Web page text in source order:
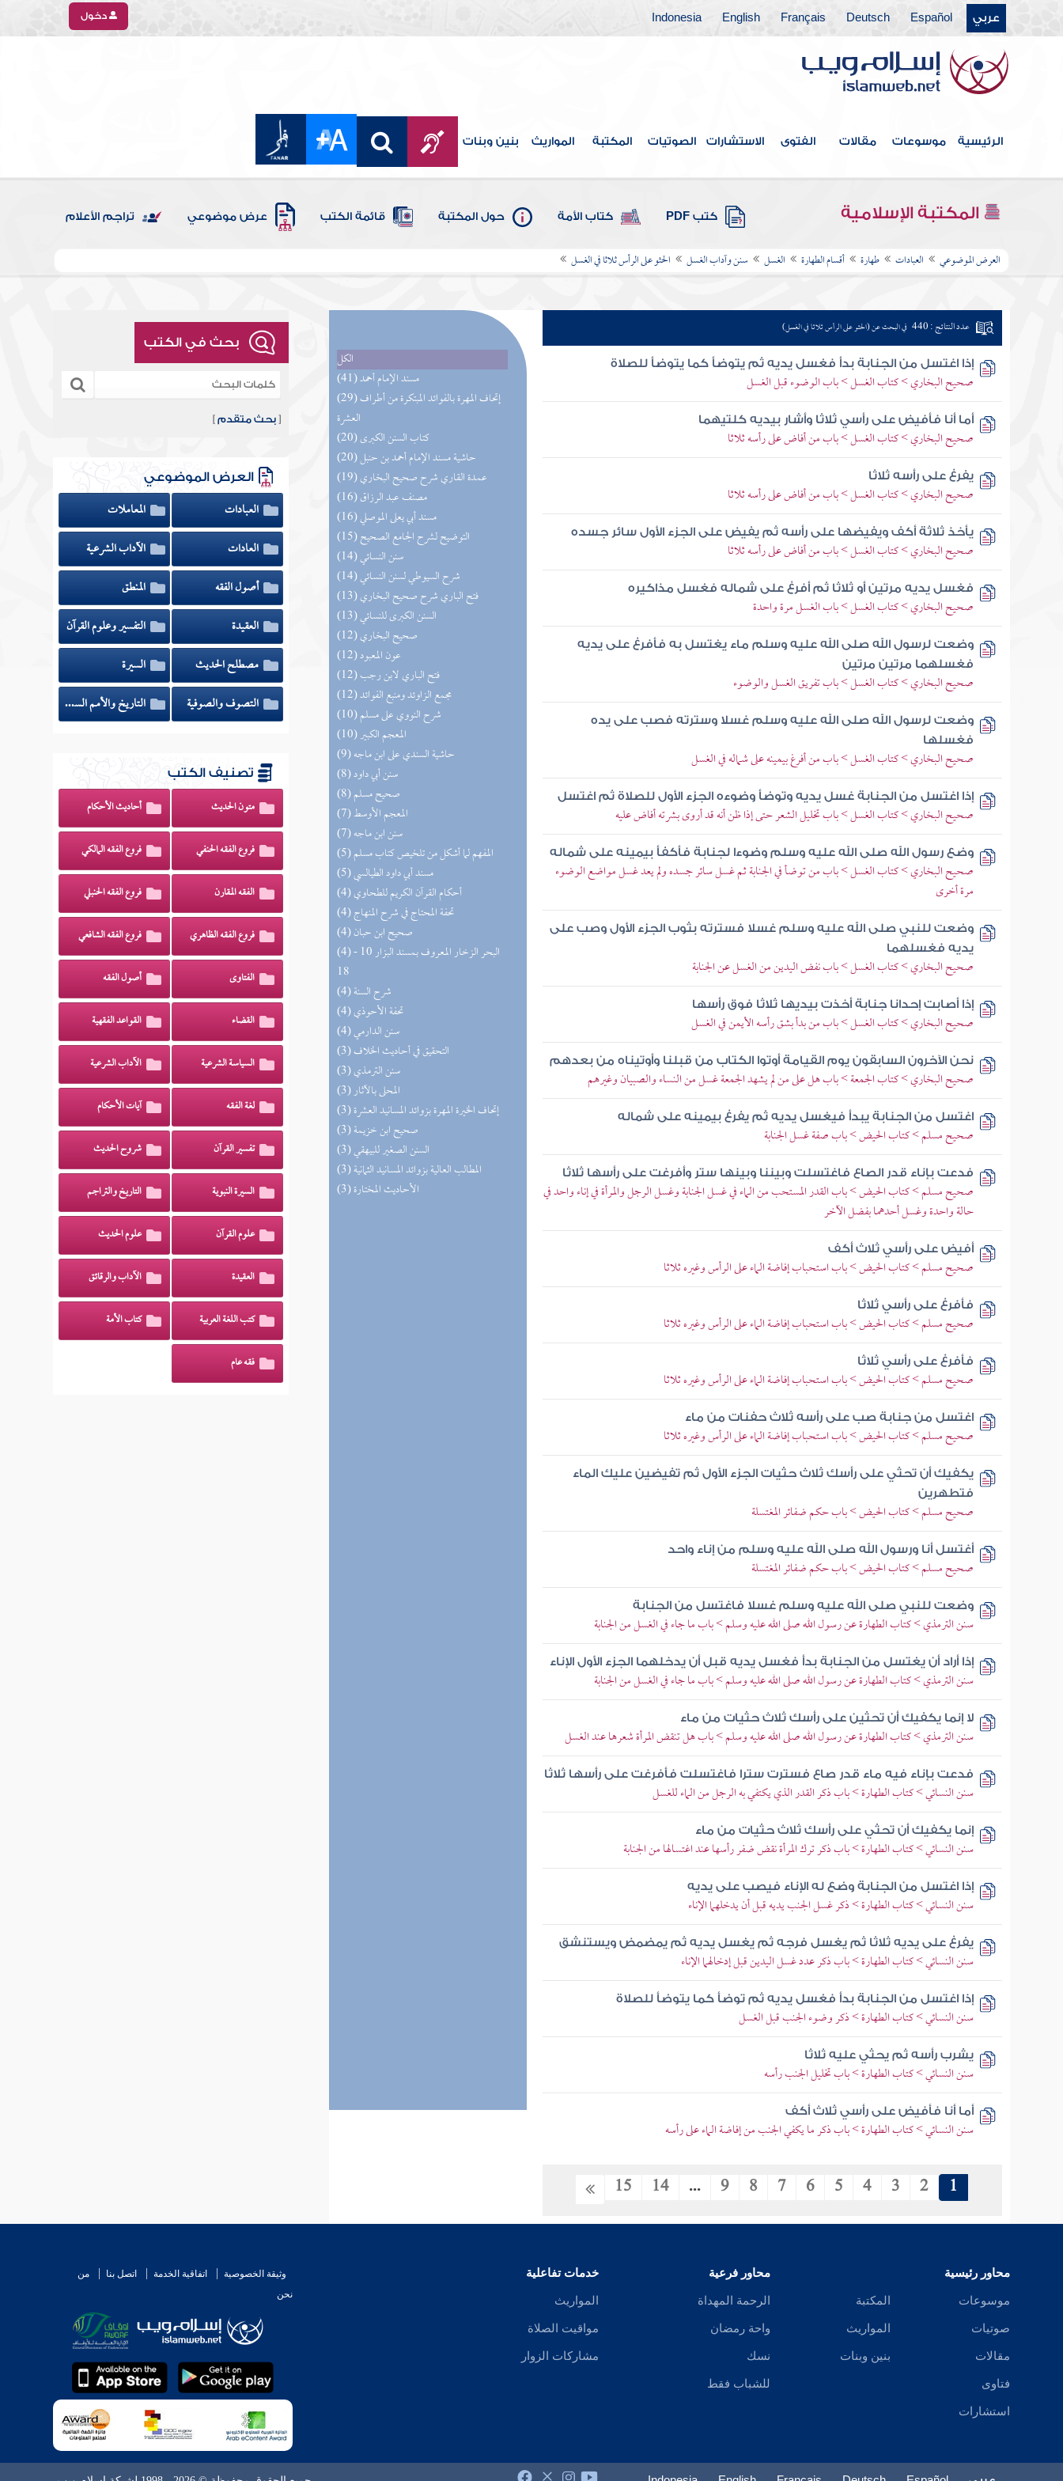
عربي Español
Deutsch
Français
English
Indonesia دخول
الرئيسية موسوعات مقالات الفتوى الاستشارات الصوتيات المكتبة المواريث بنين وبنات
المكتبة الإسلامية كتب PDF كتاب الأمة حول المكتبة قائمة الكتب عرض موضوعي تراجم الأعلام
العرض الموضوعي العبادات طهارة أقسام الطهارة الغسل سنن وآداب الغسل الحثو على الرأس ثلاثا في الغسل
الكل
(41) مسند الإمام أحمد
(29) إتحاف المهرة بالفوائد المبتكرة من أطراف
العشرة
(20) كتاب السنن الكبرى
(20) حاشية مسند الإمام أحمد بن حنبل
(19) عمدة القاري شرح صحيح البخاري
(16) مصنف عبد الرزاق
(16) مسند أبي يعلى الموصلي
(15) التوضيح لشرح الجامع الصحيح
(14) سنن النسائي
(14) شرح السيوطي لسنن النسائي
(13) فتح الباري شرح صحيح البخاري
(13) السنن الكبرى للنسائي
(12) صحيح البخاري
(12) عون المعبود
(12) فتح الباري لابن رجب
(12) مجمع الزاوئد ومنبع الفوائد
(10) شرح النووي على مسلم
(10) المعجم الكبير
(9) حاشية السندي على ابن ماجه
(8) سنن أبي داود
(8) صحيح مسلم
(7) المعجم الأوسط
(7) سنن ابن ماجه
(5) المفهم لما أشكل من تلخيص كتاب مسلم
(5) مسند أبي داود الطيالسي
(4) أحكام القرآن الكريم للطحاوي
(4) تحفة المحتاج في شرح المنهاج
(4) صحيح ابن حبان
(4) البحر الزخار المعروف بمسند البزار 10 -
18
(4) شرح السنة
(4) تحفة الأحوذي
(4) سنن الدارمي
(3) التحقيق في أحاديث الخلاف
(3) سنن الترمذي
(3) المحلى بالآثار
(3) إتحاف الخيرة المهرة بزوائد المسانيد العشرة
(3) صحيح ابن خزيمة
(3) السنن الصغير للبيهقي
(3) المطالب العالية بزوائد المسانيد الثمانية
(3) الأحاديث المختارة
عدد النتائج : 440 في البحث عن (الحثو على الرأس ثلاثا في الغسل)
إذا اغتسل من الجنابة بدأ فغسل يديه ثم يتوضأ كما يتوضأ للصلاة
صحيح البخاري > كتاب الغسل > باب الوضوء قبل الغسل
أما أنا فأفيض على رأسي ثلاثا وأشار بيديه كلتيهما
صحيح البخاري > كتاب الغسل > باب من أفاض على رأسه ثلاثا
يفرغ على رأسه ثلاثا
صحيح البخاري > كتاب الغسل > باب من أفاض على رأسه ثلاثا
يأخذ ثلاثة أكف ويفيضها على رأسه ثم يفيض على الجزء الأول سائر جسده
صحيح البخاري > كتاب الغسل > باب من أفاض على رأسه ثلاثا
فغسل يديه مرتين أو ثلاثا ثم أفرغ على شماله فغسل مذاكيره
صحيح البخاري > كتاب الغسل > باب الغسل مرة واحدة
وضعت لرسول الله صلى الله عليه وسلم ماء يغتسل به فأفرغ على يديه
فغسلهما مرتين مرتين
صحيح البخاري > كتاب الغسل > باب تفريق الغسل والوضوء
وضعت لرسول الله صلى الله عليه وسلم غسلا وسترته فصب على يده
فغسلها
صحيح البخاري > كتاب الغسل > باب من أفرغ بيمينه على شماله في الغسل
إذا اغتسل من الجنابة غسل يديه وتوضأ وضوءه الجزء الأول للصلاة ثم اغتسل
صحيح البخاري > كتاب الغسل > باب تخليل الشعر حتى إذا ظن أنه قد أروى بشرته أفاض عليه
وضع رسول الله صلى الله عليه وسلم وضوءا لجنابة فأكفأ بيمينه على شماله
صحيح البخاري > كتاب الغسل > باب من توضأ في الجنابة ثم غسل سائر جسده ولم يعد غسل مواضع الوضوء
مرة أخرى
وضعت للنبي صلى الله عليه وسلم غسلا فسترته بثوب الجزء الأول وصب على
يديه فغسلهما
صحيح البخاري > كتاب الغسل > باب نفض اليدين من الغسل عن الجنابة
إذا أصابت إحدانا جنابة أخذت بيديها ثلاثا فوق رأسها
صحيح البخاري > كتاب الغسل > باب من بدأ بشق رأسه الأيمن في الغسل
نحن الآخرون السابقون يوم القيامة أوتوا الكتاب من قبلنا وأوتيناه من بعدهم
صحيح البخاري > كتاب الجمعة > باب هل على من لم يشهد الجمعة غسل من النساء والصبيان وغيرهم
اغتسل من الجنابة يبدأ فيغسل يديه ثم يفرغ بيمينه على شماله
صحيح مسلم > كتاب الحيض > باب صفة غسل الجنابة
فدعت بإناء قدر الصاع فاغتسلت وبيننا وبينها ستر وأفرغت على رأسها ثلاثا
صحيح مسلم > كتاب الحيض > باب القدر المستحب من الماء في غسل الجنابة وغسل الرجل والمرأة في إناء واحد في
حالة واحدة وغسل أحدهما بفضل الآخر
أفيض على رأسي ثلاث أكف
صحيح مسلم > كتاب الحيض > باب استحباب إفاضة الماء على الرأس وغيره ثلاثا
فأفرغ على رأسي ثلاثا
صحيح مسلم > كتاب الحيض > باب استحباب إفاضة الماء على الرأس وغيره ثلاثا
فأفرغ على رأسي ثلاثا
صحيح مسلم > كتاب الحيض > باب استحباب إفاضة الماء على الرأس وغيره ثلاثا
اغتسل من جنابة صب على رأسه ثلاث حفنات من ماء
صحيح مسلم > كتاب الحيض > باب استحباب إفاضة الماء على الرأس وغيره ثلاثا
يكفيك أن تحثي على رأسك ثلاث حثيات الجزء الأول ثم تفيضين عليك الماء
فتطهرين
صحيح مسلم > كتاب الحيض > باب حكم ضفائر المغتسلة
أغتسل أنا ورسول الله صلى الله عليه وسلم من إناء واحد
صحيح مسلم > كتاب الحيض > باب حكم ضفائر المغتسلة
وضعت للنبي صلى الله عليه وسلم غسلا فاغتسل من الجنابة
سنن الترمذي > كتاب الطهارة عن رسول الله صلى الله عليه وسلم > باب ما جاء في الغسل من الجنابة
إذا أراد أن يغتسل من الجنابة بدأ فغسل يديه قبل أن يدخلهما الجزء الأول الإناء
سنن الترمذي > كتاب الطهارة عن رسول الله صلى الله عليه وسلم > باب ما جاء في الغسل من الجنابة
لا إنما يكفيك أن تحثين على رأسك ثلاث حثيات من ماء
سنن الترمذي > كتاب الطهارة عن رسول الله صلى الله عليه وسلم > باب هل تنقض المرأة شعرها عند الغسل
فدعت بإناء فيه ماء قدر صاع فسترت سترا فاغتسلت فأفرغت على رأسها ثلاثا
سنن النسائي > كتاب الطهارة > باب ذكر القدر الذي يكتفي به الرجل من الماء للغسل
إنما يكفيك أن تحثي على رأسك ثلاث حثيات من ماء
سنن النسائي > كتاب الطهارة > باب ذكر ترك المرأة نقض ضفر رأسها عند اغتسالها من الجنابة
إذا اغتسل من الجنابة وضع له الإناء فيصب على يديه
سنن النسائي > كتاب الطهارة > ذكر غسل الجنب يديه قبل أن يدخلهما الإناء
يفرغ على يديه ثلاثا ثم يغسل فرجه ثم يغسل يديه ثم يمضمض ويستنشق
سنن النسائي > كتاب الطهارة > باب ذكر عدد غسل اليدين قبل إدخالهما الإناء
إذا اغتسل من الجنابة بدأ فغسل يديه ثم توضأ كما يتوضأ للصلاة
سنن النسائي > كتاب الطهارة > ذكر وضوء الجنب قبل الغسل
يشرب رأسه ثم يحثي عليه ثلاثا
سنن النسائي > كتاب الطهارة > باب تخليل الجنب رأسه
أما أنا فأفيض على رأسي ثلاث أكف
سنن النسائي > كتاب الطهارة > باب ذكر ما يكفي الجنب من إفاضة الماء على رأسه
1
2
3
4
5
6
7
8
9
...
14
15
بحث في الكتب
[بحث متقدم ]
العرض الموضوعي
العبادات
المعاملات
العادات
الآداب الشرعية
أصول الفقه
المنطق
العقيدة
التفسير وعلوم القرآن
مصطلح الحديث
السيرة
التصوف والصوفية
التاريخ والأمم السابقة
تصنيف الكتب
متون الحديث أحاديث الأحكام
فروع الفقه الحنفي فروع الفقه المالكي
الفقه المقارن فروع الفقه الحنبلي
فروع الفقه الظاهري فروع الفقه الشافعي
الفتاوى أصول الفقه
القضاء القواعد الفقهية
السياسة الشرعية الآداب الشرعية
لغة الفقه آيات الأحكام
تفسير القرآن شروح الحديث
السيرة النبوية التاريخ والتراجم
علوم القرآن علوم الحديث
العقيدة الآداب والرقائق
كتب اللغة العربية كتاب الأمة
فقه عام
محاور رئيسية
موسوعات
صوتيات
مقالات
فتاوى
استشارات
المكتبة
المواريث
بنين وبنات
محاور فرعية
الرحمة المهداة
واحة رمضان
نسك
للشباب فقط
خدمات تفاعلية
المواريث
مواقيت الصلاة
مشاركات الزوار
وثيقة الخصوصية اتفاقية الخدمة اتصل بنا
من
نحن